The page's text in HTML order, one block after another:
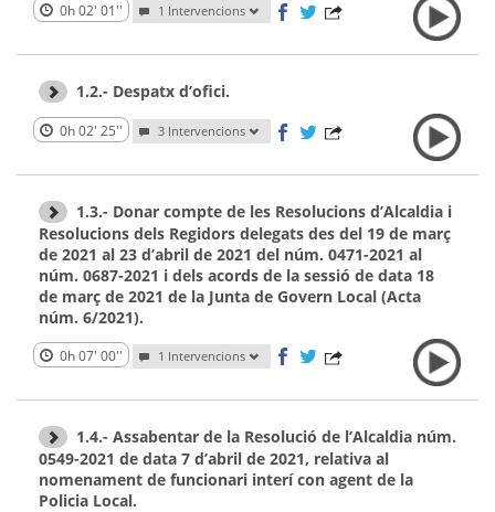
0h 02' 01'' 1 Intervencions
1.2.- Despatx d’ofici.
0h 02' 25'' 3 Intervencions
1.3.- Donar compte de les Resolucions d’Alcaldia i
Resolucions dels Regidors delegats des del 19 de març
de 2021 al 23 d’abril de 2021 del núm. 0471-2021 al
núm. 0687-2021 i dels acords de la sessió de data 18
de març de 2021 de la Junta de Govern Local (Acta
núm. 6/2021).
0h 07' 00'' 1 Intervencions
1.4.- Assabentar de la Resolució de l’Alcaldia núm.
0549-2021 de data 7 d’abril de 2021, relativa al
nomenament de funcionari interí con agent de la
Policia Local.